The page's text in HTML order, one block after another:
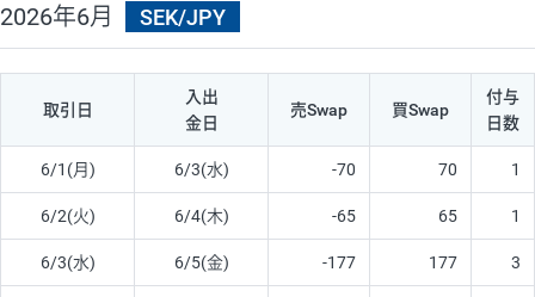
2026年6月 SEK/JPY
取引日
入出
金日
売Swap 買Swap
付与
日数
6/1(月) 6/3(水) -70 70 1
6/2(火) 6/4(木) -65 65 1
6/3(水) 6/5(金) -177 177 3